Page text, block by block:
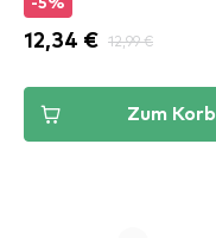
-5%
12,34 € 12,99 €
Zum Korb